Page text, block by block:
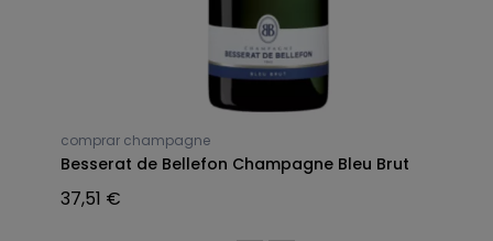
comprar champagne
Besserat de Bellefon Champagne Bleu Brut
37,51 €